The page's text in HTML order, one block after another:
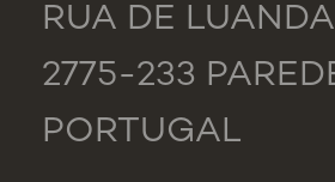
RUA DE
2775-233
PORTUGAL